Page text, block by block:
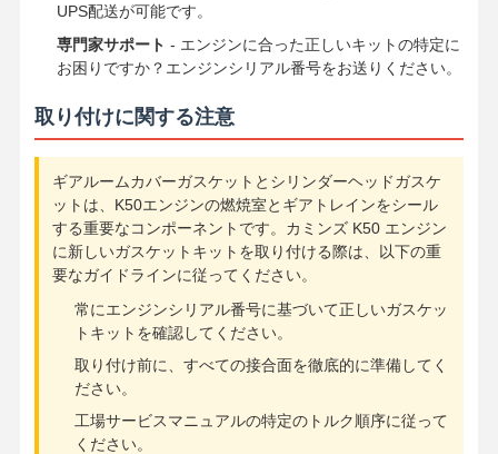
UPS配送が可能です。
専門家サポート - エンジンに合った正しいキットの特定に
お困りですか？エンジンシリアル番号をお送りください。
取り付けに関する注意
ギアルームカバーガスケットとシリンダーヘッドガスケ
ットは、K50エンジンの燃焼室とギアトレインをシール
する重要なコンポーネントです。カミンズ K50 エンジン
に新しいガスケットキットを取り付ける際は、以下の重
要なガイドラインに従ってください。
常にエンジンシリアル番号に基づいて正しいガスケッ
トキットを確認してください。
取り付け前に、すべての接合面を徹底的に準備してく
ださい。
工場サービスマニュアルの特定のトルク順序に従って
ください。